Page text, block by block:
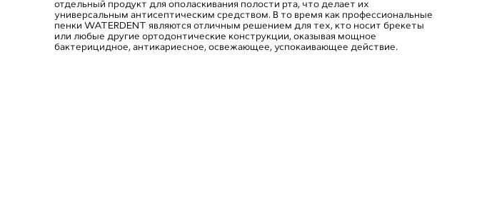
отдельный продукт для ополаскивания полости рта, что делает их
универсальным антисептическим средством. В то время как профессиональные
пенки WATERDENT являются отличным решением для тех, кто носит брекеты
или любые другие ортодонтические конструкции, оказывая мощное
бактерицидное, антикариесное, освежающее, успокаивающее действие.